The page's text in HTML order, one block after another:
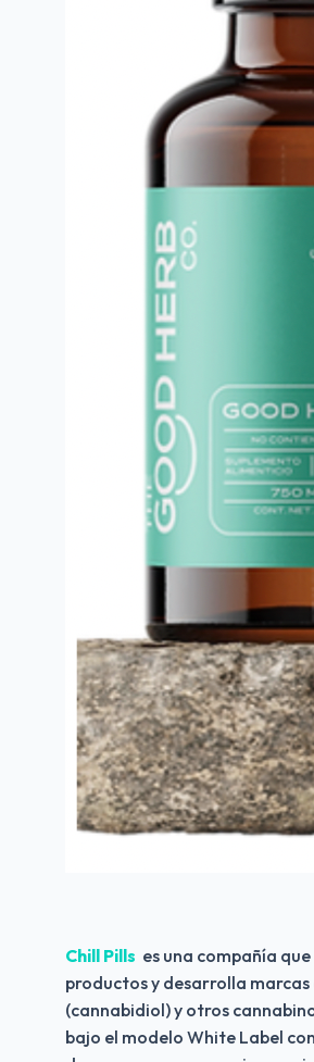
Chill Pills es una compañía
productos y desarrolla marcas
(cannabidiol) y otros
bajo el modelo White Label